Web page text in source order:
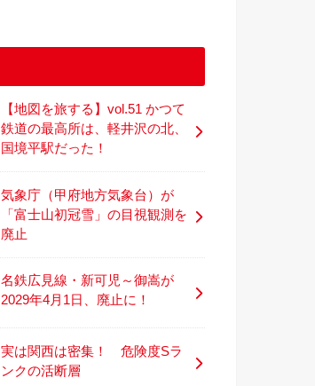
【地図を旅する】vol.51 かつて
鉄道の最高所は、軽井沢の北、
国境平駅だった！
気象庁（甲府地方気象台）が
「富士山初冠雪」の目視観測を
廃止
名鉄広見線・新可児～御嵩が
2029年4月1日、廃止に！
実は関西は密集！ 危険度Sラ
ンクの活断層